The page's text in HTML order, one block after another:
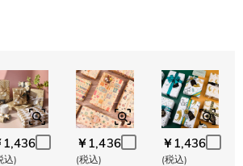
1,436
込)
￥1,436
(税込)
￥1,436
(税込)